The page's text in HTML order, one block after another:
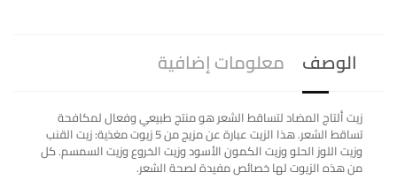
الوصف معلومات إضافية
زيت ألتاج المضاد لتساقط الشعر هو منتج طبيعي وفعال لمكافحة
تساقط الشعر. هذا الزيت عبارة عن مزيج من 5 زيوت مغذية: زيت القنب
وزيت اللوز الحلو وزيت الكمون الأسود وزيت الخروع وزيت السمسم. كل
من هذه الزيوت لها خصائص مفيدة لصحة الشعر.